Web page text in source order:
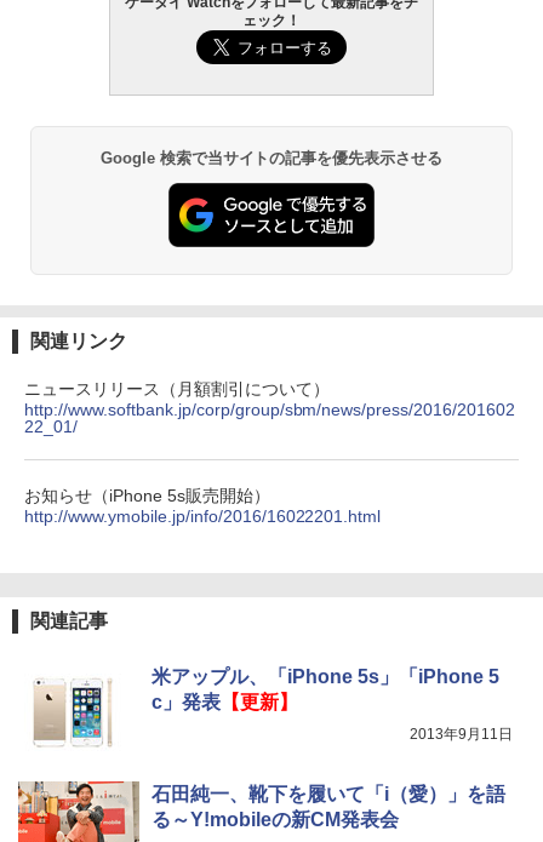
ェック！
Google 検索で当サイトの記事を優先表示させる
関連リンク
ニュースリリース（月額割引について）
http://www.softbank.jp/corp/group/sbm/news/press/2016/201602
22_01/
お知らせ（iPhone 5s販売開始）
http://www.ymobile.jp/info/2016/16022201.html
関連記事
米アップル、「iPhone 5s」「iPhone 5
c」発表【更新】
2013年9月11日
石田純一、靴下を履いて「i（愛）」を語
る～Y!mobileの新CM発表会